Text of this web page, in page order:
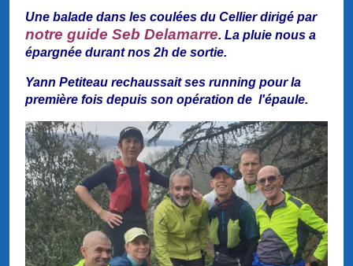
Une balade dans les coulées du Cellier dirigé par
notre guide Seb Delamarre. La pluie nous a
épargnée durant nos 2h de sortie.
Yann Petiteau rechaussait ses running pour la
première fois depuis son opération de l'épaule.